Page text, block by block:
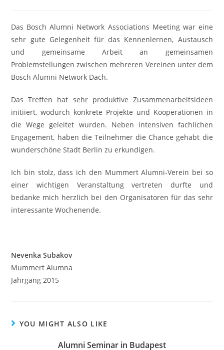
Das Bosch Alumni Network Associations Meeting war eine
sehr gute Gelegenheit für das Kennenlernen, Austausch
und gemeinsame Arbeit an gemeinsamen
Problemstellungen zwischen mehreren Vereinen unter dem
Bosch Alumni Network Dach.
Das Treffen hat sehr produktive Zusammenarbeitsideen
initiiert, wodurch konkrete Projekte und Kooperationen in
die Wege geleitet wurden. Neben intensiven fachlichen
Engagement, haben die Teilnehmer die Chance gehabt die
wunderschöne Stadt Berlin zu erkundigen.
Ich bin stolz, dass ich den Mummert Alumni-Verein bei so
einer wichtigen Veranstaltung vertreten durfte und
bedanke mich herzlich bei den Organisatoren für das sehr
interessante Wochenende.
Nevenka Subakov
Mummert Alumna
Jahrgang 2015
YOU MIGHT ALSO LIKE
Alumni Seminar in Budapest